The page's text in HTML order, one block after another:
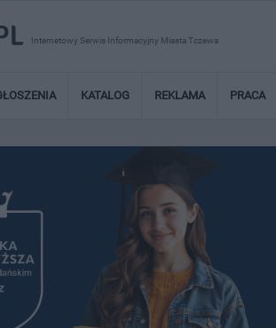
Internetowy Serwis Informacyjny Miasta Tczewa
KATALOG REKLAMA PRACA